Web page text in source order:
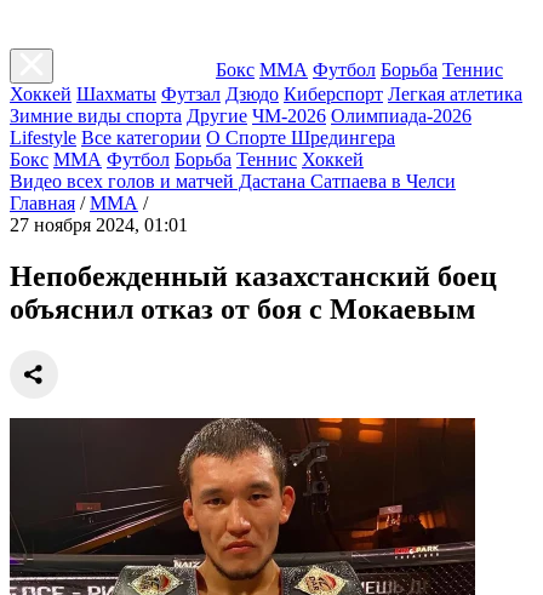
Бокс ММА Футбол Борьба Теннис
Хоккей Шахматы Футзал Дзюдо Киберспорт Легкая атлетика
Зимние виды спорта Другие ЧМ-2026 Олимпиада-2026
Lifestyle Все категории О Спорте Шредингера
Бокс ММА Футбол Борьба Теннис Хоккей
Видео всех голов и матчей Дастана Сатпаева в Челси
Главная / ММА /
27 ноября 2024, 01:01
Непобежденный казахстанский боец
объяснил отказ от боя с Мокаевым